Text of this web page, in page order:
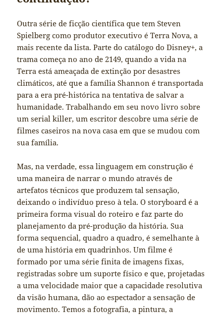
Outra série de ficção científica que tem Steven
Spielberg como produtor executivo é Terra Nova, a
mais recente da lista. Parte do catálogo do Disney+, a
trama começa no ano de 2149, quando a vida na
Terra está ameaçada de extinção por desastres
climáticos, até que a família Shannon é transportada
para a era pré-histórica na tentativa de salvar a
humanidade. Trabalhando em seu novo livro sobre
um serial killer, um escritor descobre uma série de
filmes caseiros na nova casa em que se mudou com
sua família.
Mas, na verdade, essa linguagem em construção é
uma maneira de narrar o mundo através de
artefatos técnicos que produzem tal sensação,
deixando o indivíduo preso à tela. O storyboard é a
primeira forma visual do roteiro e faz parte do
planejamento da pré-produção da história. Sua
forma sequencial, quadro a quadro, é semelhante à
de uma história em quadrinhos. Um filme é
formado por uma série finita de imagens fixas,
registradas sobre um suporte físico e que, projetadas
a uma velocidade maior que a capacidade resolutiva
da visão humana, dão ao espectador a sensação de
movimento. Temos a fotografia, a pintura, a